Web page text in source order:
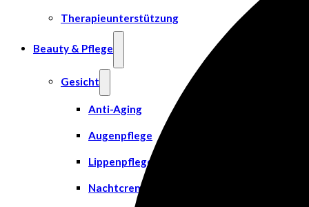
Therapieunterstützung
Beauty & Pflege
Gesicht
Anti-Aging
Augenpflege
Lippenpflege
Nachtcreme